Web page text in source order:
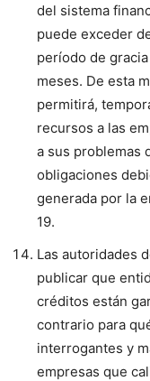
del sistema
puede exceder
período de
meses. De esta
permitirá,
recursos a las
a sus problemas
obligaciones
generada por la
19.
Las autoridades
publicar que
créditos están
contrario para
interrogantes y
empresas que